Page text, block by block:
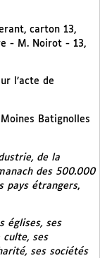
carton 13,
- M. Noirot - 13,
l’acte de
Batignolles
de la
des 500.000
pays étrangers,
églises, ses
culte, ses
ses sociétés